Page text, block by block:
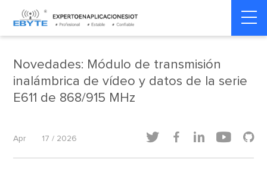
Home > Dinámica del producto Dinámica del producto
Novedades: Módulo de transmisión
inalámbrica de vídeo y datos de la serie
E611 de 868/915 MHz
Apr 17 / 2026     